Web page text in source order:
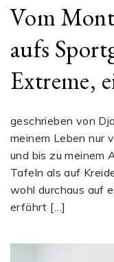
Vom
aufs
Extreme,
geschrieben von
meinem Leben nur
und bis zu meinem
Tafeln als auf
wohl durchaus auf
erfährt […]